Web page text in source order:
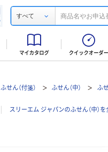
すべて
マイカタログ クイックオーダー
ふせん（付箋） ふせん（中） ふ
スリーエム ジャパンのふせん（中）